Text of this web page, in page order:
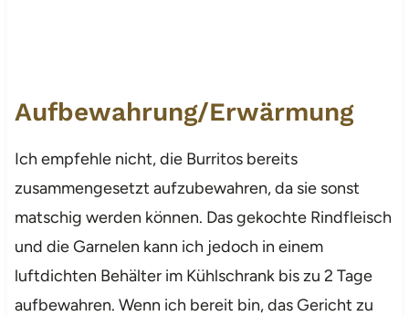
Aufbewahrung/Erwärmung
Ich empfehle nicht, die Burritos bereits
zusammengesetzt aufzubewahren, da sie sonst
matschig werden können. Das gekochte Rindfleisch
und die Garnelen kann ich jedoch in einem
luftdichten Behälter im Kühlschrank bis zu 2 Tage
aufbewahren. Wenn ich bereit bin, das Gericht zu